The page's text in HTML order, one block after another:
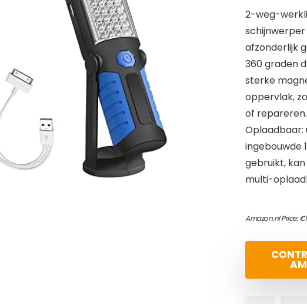
2-weg-
afzonderlijk
360 graden
sterke
oppervlak,
of repareren.
Oplaadbaar:
ingebouwde
gebruikt,
multi-
Amazon.nl Price:€